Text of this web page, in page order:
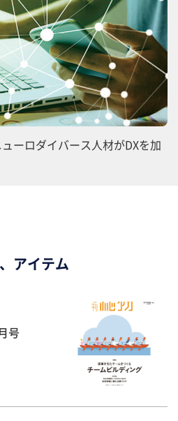
ーロダイバース人材がDXを加
アイテム
号